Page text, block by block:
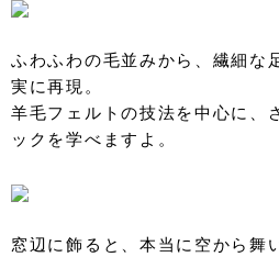
ふわふわの毛並みから、繊細な
実に再現。
羊毛フェルトの技法を中心に、
ックを学べますよ。
窓辺に飾ると、本当に空から舞